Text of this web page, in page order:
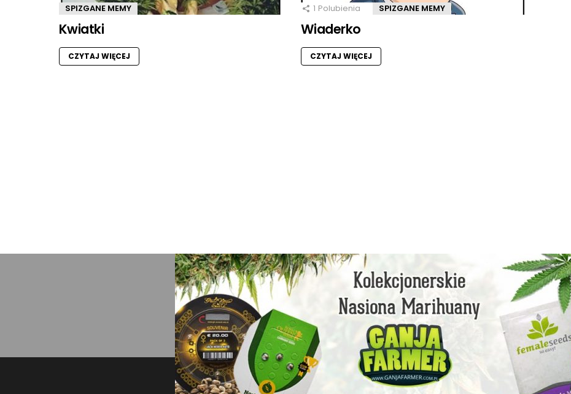
SPIZGANE MEMY
Kwiatki
CZYTAJ WIĘCEJ
1 Polubienia SPIZGANE MEMY
Wiaderko
CZYTAJ WIĘCEJ
facebook instagram youtube